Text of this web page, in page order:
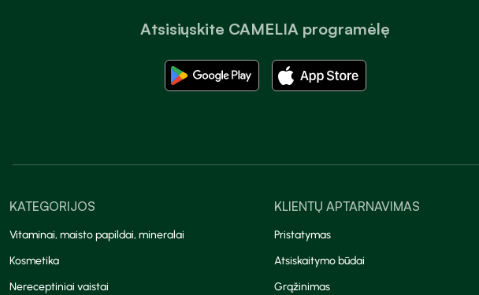
Atsisiųskite CAMELIA programėlę
KATEGORIJOS
Vitaminai, maisto papildai, mineralai
Kosmetika
Nereceptiniai vaistai
KLIENTŲ APTARNAVIMAS
Pristatymas
Atsiskaitymo būdai
Grąžinimas